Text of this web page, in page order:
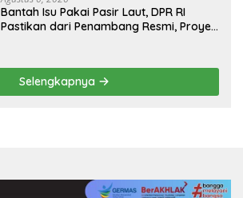
Bantah Isu Pakai Pasir Laut, DPR RI
Pastikan dari Penambang Resmi, Proyek
Selengkapnya